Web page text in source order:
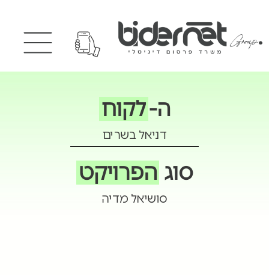
ה-לקוח
דניאל בשרים
סוג הפרויקט
סושיאל מדיה